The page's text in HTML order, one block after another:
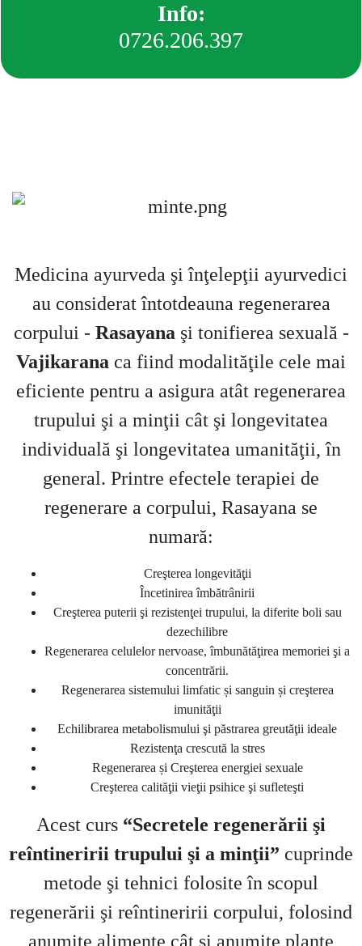
Info:
0726.206.397
Medicina ayurveda şi înţelepţii ayurvedici
au considerat întotdeauna regenerarea
corpului - Rasayanaşi tonifierea sexuală -
Vajikarana ca fiind modalităţile cele mai
eficiente pentru a asigura atât regenerarea
trupului şi a minţii cât şi longevitatea
individuală şi longevitatea umanităţii, în
general. Printre efectele terapiei de
regenerare a corpului, Rasayana se
numară:
Creşterea longevităţii
Încetinirea îmbătrânirii
Creşterea puterii şi rezistenţei trupului, la diferite boli sau
dezechilibre
Regenerarea celulelor nervoase, îmbunătăţirea memoriei şi a
concentrării.
Regenerarea sistemului limfatic și sanguin și creşterea
imunităţii
Echilibrarea metabolismului şi păstrarea greutăţii ideale
Rezistenţa crescută la stres
Regenerarea și Creşterea energiei sexuale
Creşterea calităţii vieţii psihice şi sufleteşti
Acest curs “Secretele regenerării şi
reîntineririi trupului şi a minţii” cuprinde
metode şi tehnici folosite în scopul
regenerării şi reîntineririi corpului, folosind
anumite alimente cât şi anumite plante